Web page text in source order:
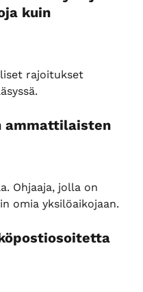
kuin
rajoitukset
ammattilaisten
Ohjaaja, jolla on
omia yksilöaikojaan.